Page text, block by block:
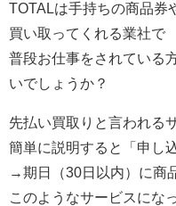
TOTALは手持ちの商品券
買い取ってくれる業社で
普段お仕事をされている
いでしょうか？
先払い買取りと言われる
簡単に説明すると「申し
→期日（30日以内）に商
このようなサービスにな